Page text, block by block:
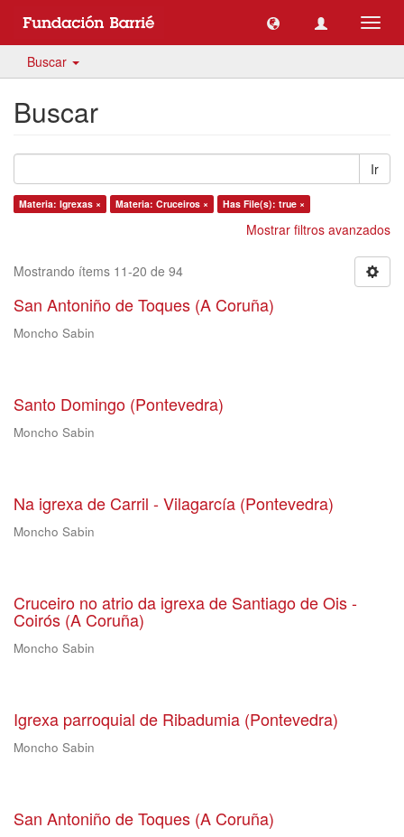
Buscar
Buscar
Ir
Materia: Igrexas × Materia: Cruceiros × Has File(s): true ×
Mostrar filtros avanzados
Mostrando ítems 11-20 de 94
San Antoniño de Toques (A Coruña)
Moncho Sabin
Santo Domingo (Pontevedra)
Moncho Sabin
Na igrexa de Carril - Vilagarcía (Pontevedra)
Moncho Sabin
Cruceiro no atrio da igrexa de Santiago de Ois -
Coirós (A Coruña)
Moncho Sabin
Igrexa parroquial de Ribadumia (Pontevedra)
Moncho Sabin
San Antoniño de Toques (A Coruña)